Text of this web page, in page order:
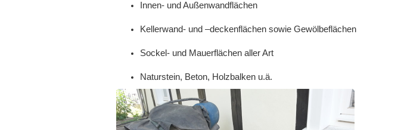
Innen- und Außenwandflächen
Kellerwand- und –deckenflächen sowie Gewölbeflächen
Sockel- und Mauerflächen aller Art
Naturstein, Beton, Holzbalken u.ä.